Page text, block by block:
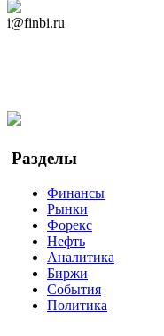
i@finbi.ru
Разделы
Финансы
Рынки
Форекс
Нефть
Аналитика
Биржи
События
Политика